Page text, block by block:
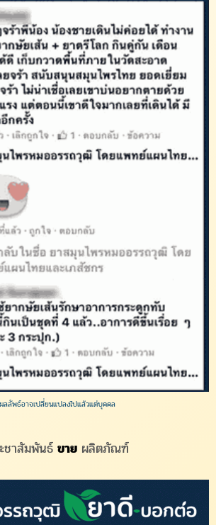
ผลลัพธ์อาจเปลี่ยนแปลงไปแล้วแต่บุคคล
ชาสัมพันธ์ ขาย ผลิตภัณฑ์